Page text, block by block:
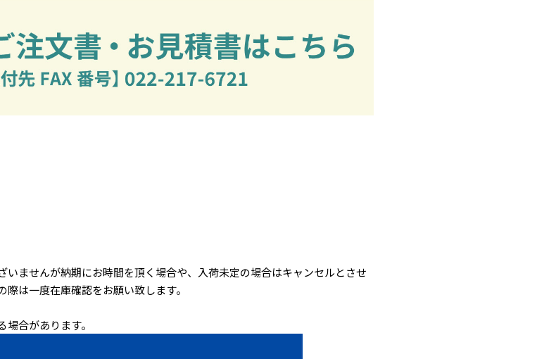
ませんが納期にお時間を頂く場合や、入荷未定の場合はキャンセルとさせ
は一度在庫確認をお願い致します。
合があります。